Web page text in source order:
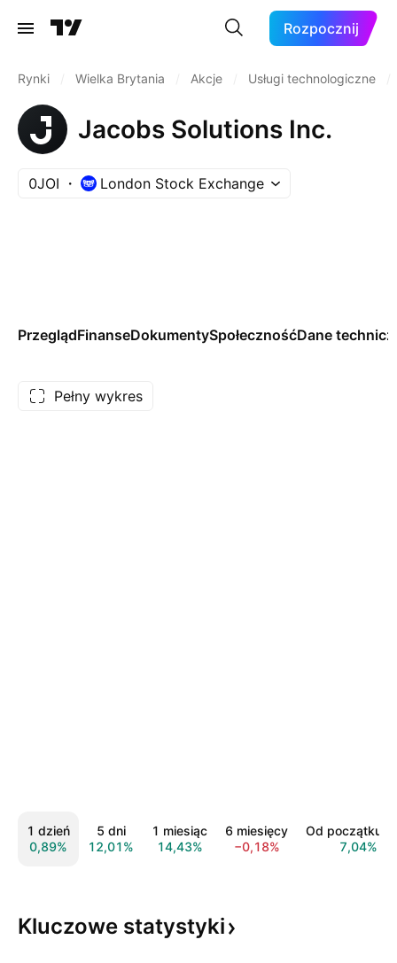
Rozpocznij
Rynki Wielka Brytania Akcje Usługi technologiczne
Jacobs Solutions Inc.
0JOI London Stock Exchange
PrzeglądFinanseDokumentySpołecznośćDane
Pełny wykres
1 dzień
0,89%
5 dni
12,01%
1 miesiąc
14,43%
6 miesięcy
−0,18%
Od początku
7,04%
Kluczowe statystyki